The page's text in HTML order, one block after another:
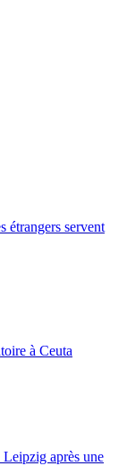
étrangers servent
à Ceuta
après une